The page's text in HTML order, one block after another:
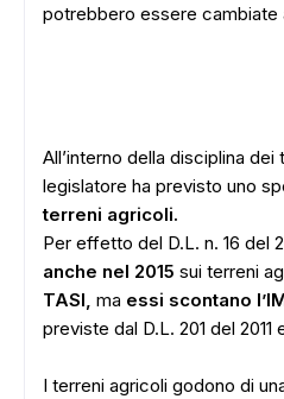
potrebbero essere cambiate
All’interno della disciplina dei
legislatore ha previsto uno
terreni agricoli.
Per effetto del D.L. n. 16 del
anche nel 2015 sui terreni
TASI, ma essi scontano
previste dal D.L. 201 del
I terreni agricoli godono di